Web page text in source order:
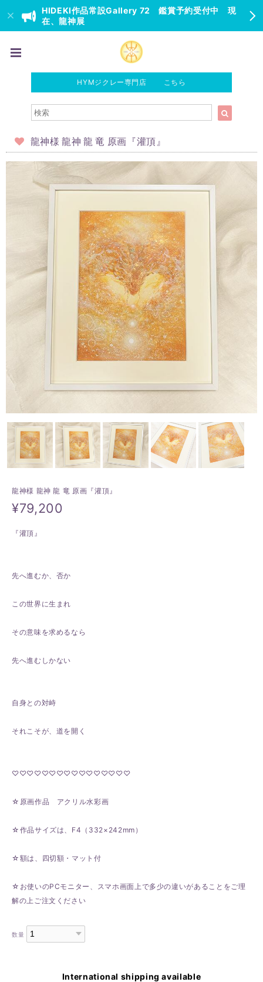
HIDEKI作品常設Gallery 72 鑑賞予約受付中 現
在、龍神展
HYMジクレー専門店 こちら
龍神様 龍神 龍 竜 原画『灌頂』
龍神様 龍神 龍 竜 原画『灌頂』
¥79,200
『灌頂』
先へ進むか、否か
この世界に生まれ
その意味を求めるなら
先へ進むしかない
自身との対峙
それこそが、道を開く
♡♡♡♡♡♡♡♡♡♡♡♡♡♡♡♡
☆原画作品 アクリル水彩画
☆作品サイズは、F4（332×242mm）
☆額は、四切額・マット付
☆お使いのPCモニター、スマホ画面上で多少の違いがあることをご理
解の上ご注文ください
数量
International shipping available